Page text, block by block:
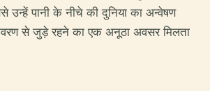
उन्हें पानी के नीचे की दुनिया का अन्वेषण
से जुड़े रहने का एक अनूठा अवसर मिलता